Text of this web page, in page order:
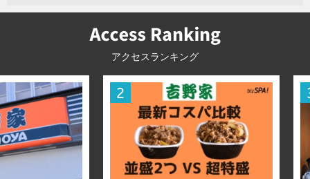
アクセスランキング